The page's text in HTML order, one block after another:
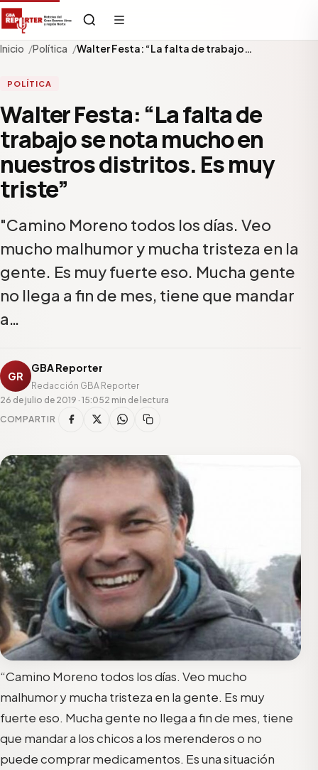
Inicio Política Walter Festa: “La falta de trabajo…
POLÍTICA
Walter Festa: “La falta de
trabajo se nota mucho en
nuestros distritos. Es muy
triste”
"Camino Moreno todos los días. Veo
mucho malhumor y mucha tristeza en la
gente. Es muy fuerte eso. Mucha gente
no llega a fin de mes, tiene que mandar
a…
GR
GBA Reporter
Redacción GBA Reporter
26 de julio de 2019 · 15:052 min de lectura
COMPARTIR
“Camino Moreno todos los días. Veo mucho
malhumor y mucha tristeza en la gente. Es muy
fuerte eso. Mucha gente no llega a fin de mes, tiene
que mandar a los chicos a los merenderos o no
puede comprar medicamentos. Es una situación